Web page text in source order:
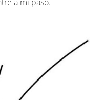
a mi paso.